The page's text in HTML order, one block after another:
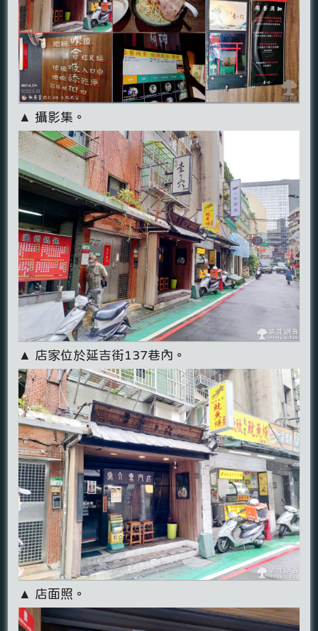
▲ 攝影集。
▲ 店家位於延吉街137巷內。
▲ 店面照。